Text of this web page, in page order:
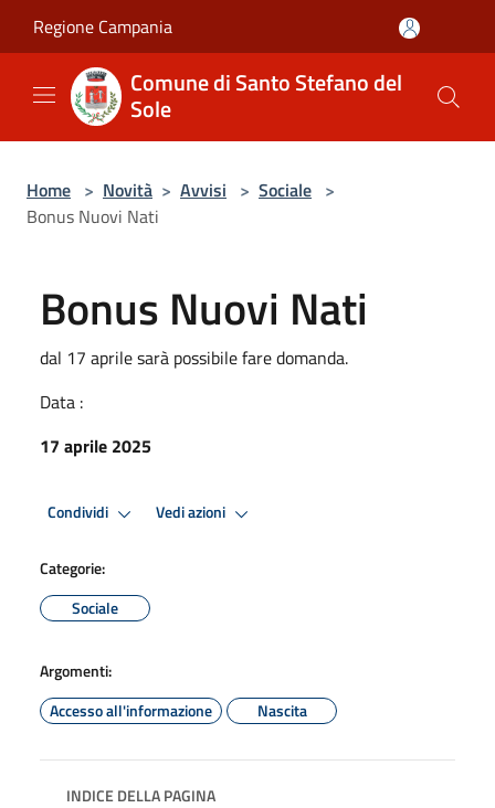
Regione Campania
Comune di Santo Stefano del
Sole
Home > Novità > Avvisi > Sociale >
Bonus Nuovi Nati
Bonus Nuovi Nati
dal 17 aprile sarà possibile fare domanda.
Data :
17 aprile 2025
Condividi Vedi azioni
Categorie:
Sociale
Argomenti:
Accesso all'informazione
Nascita
INDICE DELLA PAGINA